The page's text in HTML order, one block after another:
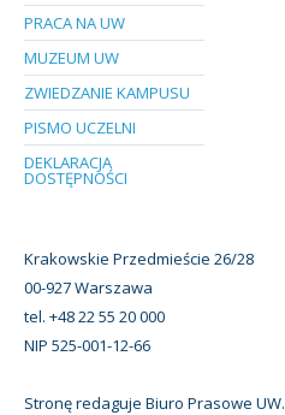
PRACA NA UW
MUZEUM UW
ZWIEDZANIE KAMPUSU
PISMO UCZELNI
DEKLARACJA
DOSTĘPNOŚCI
Krakowskie Przedmieście 26/28
00-927 Warszawa
tel. +48 22 55 20 000
NIP 525-001-12-66
Stronę redaguje Biuro Prasowe UW.